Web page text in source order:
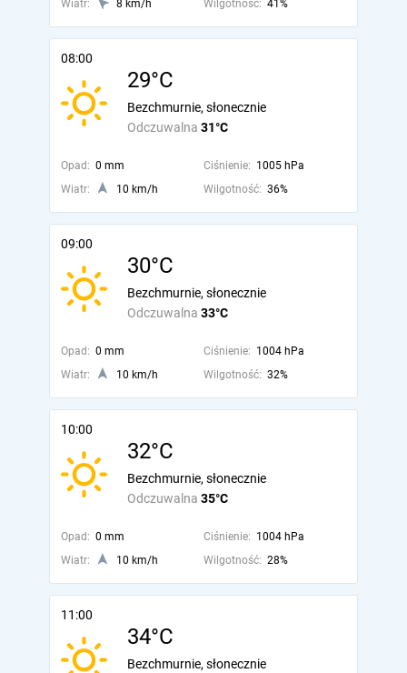
Wiatr: 8 km/h Wilgotność: 41%
08:00
29°C
Odczuwalna 31°C
Bezchmurnie, słonecznie
Opad: 0 mm Ciśnienie: 1005 hPa
Wiatr:
10 km/h Wilgotność: 36%
09:00
30°C
Odczuwalna 33°C
Bezchmurnie, słonecznie
Opad: 0 mm Ciśnienie: 1004 hPa
Wiatr:
10 km/h Wilgotność: 32%
10:00
32°C
Odczuwalna 35°C
Bezchmurnie, słonecznie
Opad: 0 mm Ciśnienie: 1004 hPa
Wiatr:
10 km/h Wilgotność: 28%
11:00
34°C
Bezchmurnie, słonecznie